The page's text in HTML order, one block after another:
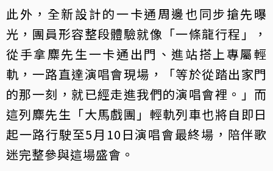
此外，全新設計的一卡通周邊也同步搶先曝
光，團員形容整段體驗就像「一條龍行程」，
從手拿麋先生一卡通出門、進站搭上專屬輕
軌，一路直達演唱會現場，「等於從踏出家門
的那一刻，就已經走進我們的演唱會裡。」而
這列麋先生「大馬戲團」輕軌列車也將自即日
起一路行駛至5月10日演唱會最終場，陪伴歌
迷完整參與這場盛會。